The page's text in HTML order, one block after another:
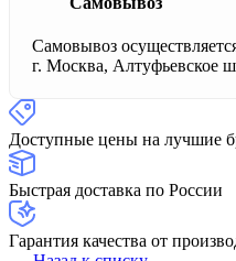
Самовывоз
г. Москва, Алтуфьевское
Доступные цены на лучшие
Быстрая доставка по России
Гарантия качества от